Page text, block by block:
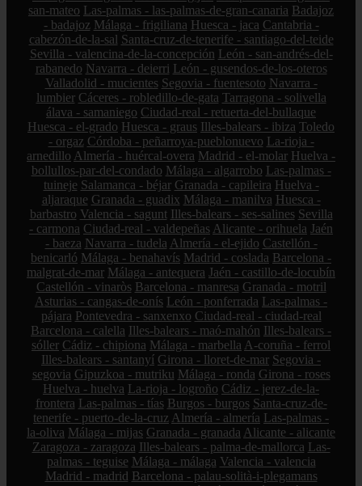
san-mateo Las-palmas - las-palmas-de-gran-canaria Badajoz
- badajoz Málaga - frigiliana Huesca - jaca Cantabria -
cabezón-de-la-sal Santa-cruz-de-tenerife - santiago-del-teide
Sevilla - valencina-de-la-concepción León - san-andrés-del-
rabanedo Navarra - deierri León - gusendos-de-los-oteros
Valladolid - mucientes Segovia - fuentesoto Navarra -
lumbier Cáceres - robledillo-de-gata Tarragona - solivella
álava - samaniego Ciudad-real - retuerta-del-bullaque
Huesca - el-grado Huesca - graus Illes-balears - ibiza Toledo
- orgaz Córdoba - peñarroya-pueblonuevo La-rioja -
arnedillo Almería - huércal-overa Madrid - el-molar Huelva -
bollullos-par-del-condado Málaga - algarrobo Las-palmas -
tuineje Salamanca - béjar Granada - capileira Huelva -
aljaraque Granada - guadix Málaga - manilva Huesca -
barbastro Valencia - sagunt Illes-balears - ses-salines Sevilla
- carmona Ciudad-real - valdepeñas Alicante - orihuela Jaén
- baeza Navarra - tudela Almería - el-ejido Castellón -
benicarló Málaga - benahavís Madrid - coslada Barcelona -
malgrat-de-mar Málaga - antequera Jaén - castillo-de-locubín
Castellón - vinaròs Barcelona - manresa Granada - motril
Asturias - cangas-de-onís León - ponferrada Las-palmas -
pájara Pontevedra - sanxenxo Ciudad-real - ciudad-real
Barcelona - calella Illes-balears - maó-mahón Illes-balears -
sóller Cádiz - chipiona Málaga - marbella A-coruña - ferrol
Illes-balears - santanyí Girona - lloret-de-mar Segovia -
segovia Gipuzkoa - mutriku Málaga - ronda Girona - roses
Huelva - huelva La-rioja - logroño Cádiz - jerez-de-la-
frontera Las-palmas - tías Burgos - burgos Santa-cruz-de-
tenerife - puerto-de-la-cruz Almería - almería Las-palmas -
la-oliva Málaga - mijas Granada - granada Alicante - alicante
Zaragoza - zaragoza Illes-balears - palma-de-mallorca Las-
palmas - teguise Málaga - málaga Valencia - valencia
Madrid - madrid Barcelona - palau-solità-i-plegamans